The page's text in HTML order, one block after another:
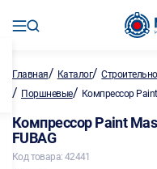
Главная/ Каталог/
/ Поршневые/ Компрессор
Компрессор Paint
FUBAG
Код товара: 42441